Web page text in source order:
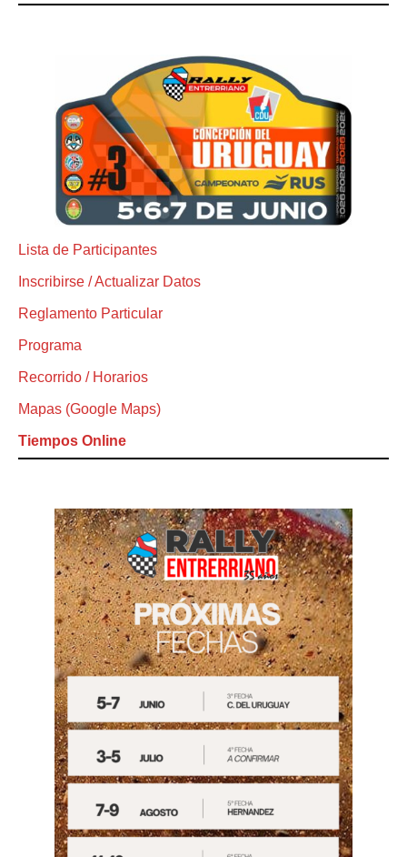
Lista de Participantes
Inscribirse / Actualizar Datos
Reglamento Particular
Programa
Recorrido / Horarios
Mapas (Google Maps)
Tiempos Online